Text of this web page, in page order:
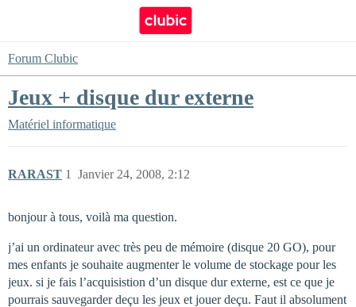
Forum Clubic
Jeux + disque dur externe
Matériel informatique
RARAST Janvier 24, 2008, 2:12
1
bonjour à tous, voilà ma question.
j’ai un ordinateur avec très peu de mémoire (disque 20 GO), pour
mes enfants je souhaite augmenter le volume de stockage pour les
jeux. si je fais l’acquisistion d’un disque dur externe, est ce que je
pourrais sauvegarder deçu les jeux et jouer deçu. Faut il absolument